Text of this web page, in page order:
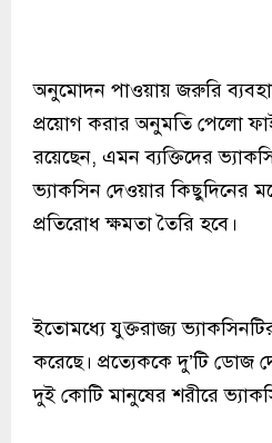
অনুমোদন পাওয়ায় জরুরি
প্রয়োগ করার অনুমতি পেলো
রয়েছেন, এমন ব্যক্তিদের
ভ্যাকসিন দেওয়ার কিছুদিনের
প্রতিরোধ ক্ষমতা তৈরি হবে।
ইতোমধ্যে যুক্তরাজ্য
করেছে। প্রত্যেককে দু’টি ডোজ
দুই কোটি মানুষের শরীরে